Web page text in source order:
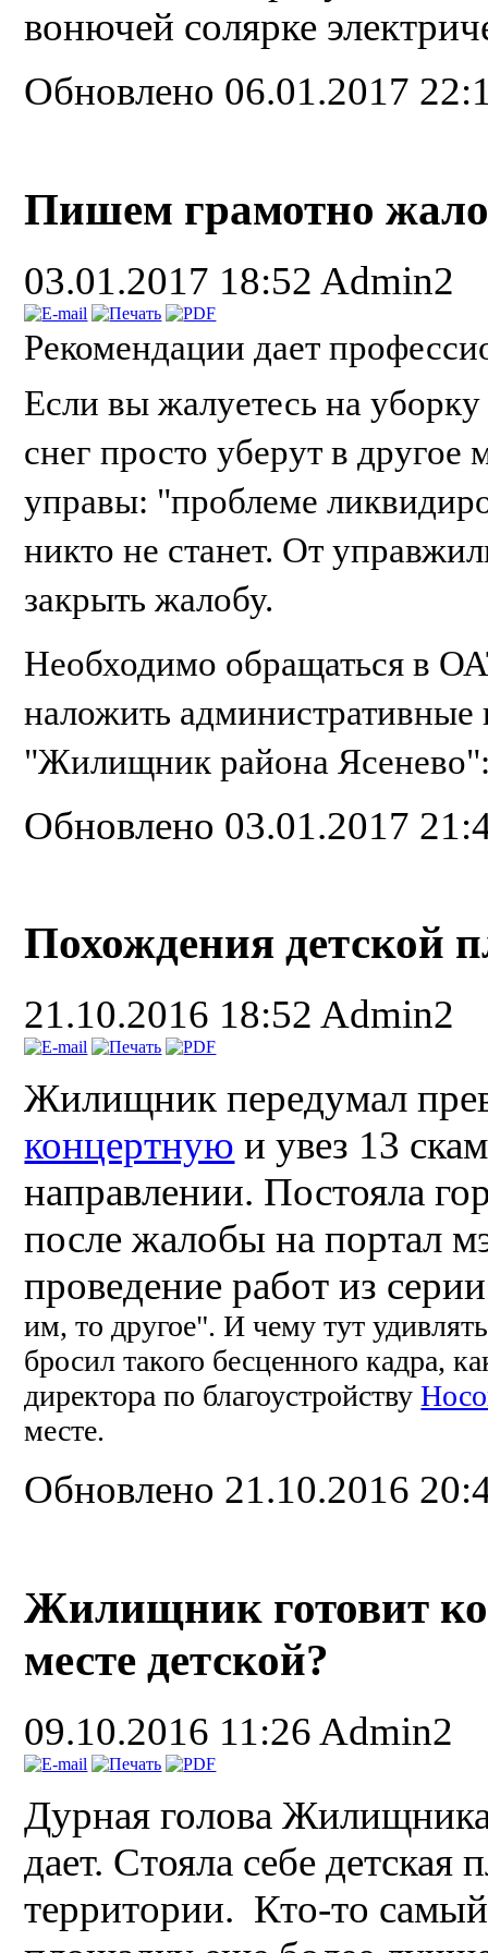
вонючей солярке
Обновлено 06.01.2017
Пишем грамотно
03.01.2017 18:52 Admin2
Рекомендации дает
Если вы жалуетесь на
снег просто уберут в другое
управы: "проблеме
никто не станет. От
закрыть жалобу.
Необходимо обращаться в
наложить
"Жилищник района
Обновлено 03.01.2017
Похождения детской
21.10.2016 18:52Admin2
Жилищник передумал
концертную и увез 13
направлении. Постояла
после жалобы на портал
проведение работ из
им, то другое". И чему тут
бросил такого бесценного кадра,
директора по благоустройству
месте.
Обновлено 21.10.2016
Жилищник готовит
месте детской?
09.10.2016 11:26 Admin2
Дурная голова
дает. Стояла себе
территории. Кто-то